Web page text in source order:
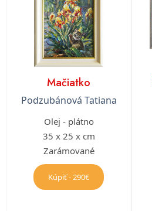
Mačiatko
Podzubánová Tatiana
Olej - plátno
35 x 25 x cm
Zarámované
Kúpiť - 290€